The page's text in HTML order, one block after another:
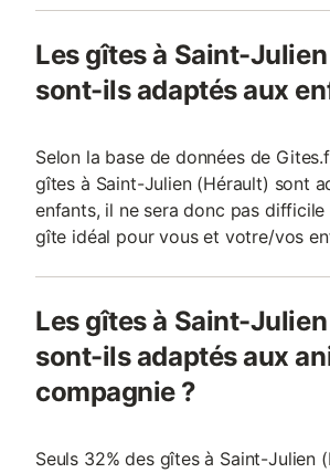
Les gîtes à Saint-
sont-ils adaptés aux
Selon la base de données de
gîtes à Saint-Julien (Hérault) sont
enfants, il ne sera donc pas
gîte idéal pour vous et votre/vos
Les gîtes à Saint-
sont-ils adaptés aux
compagnie ?
Seuls 32% des gîtes à Saint-Julien